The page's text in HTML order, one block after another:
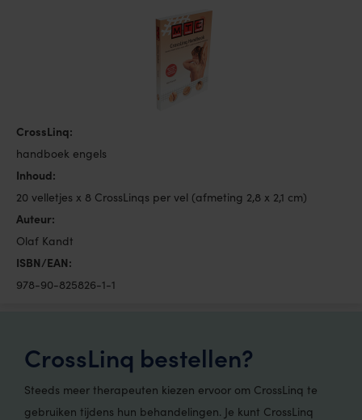
CrossLinq:
handboek engels
Inhoud:
20 velletjes x 8 CrossLinqs per vel (afmeting 2,8 x 2,1 cm)
Auteur:
Olaf Kandt
ISBN/EAN:
978-90-825826-1-1
CrossLinq bestellen?
Steeds meer therapeuten kiezen ervoor om CrossLinq te
gebruiken tijdens hun behandelingen. Je kunt CrossLinq